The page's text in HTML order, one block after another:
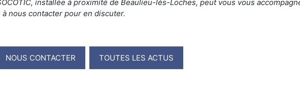
installée à proximité de Beaulieu-lès-Loches, peut vous vous
nous contacter pour en discuter.
NOUS CONTACTER TOUTES LES ACTUS